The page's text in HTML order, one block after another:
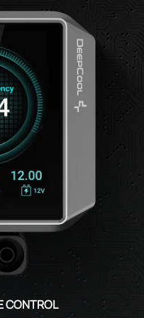
CONTROL